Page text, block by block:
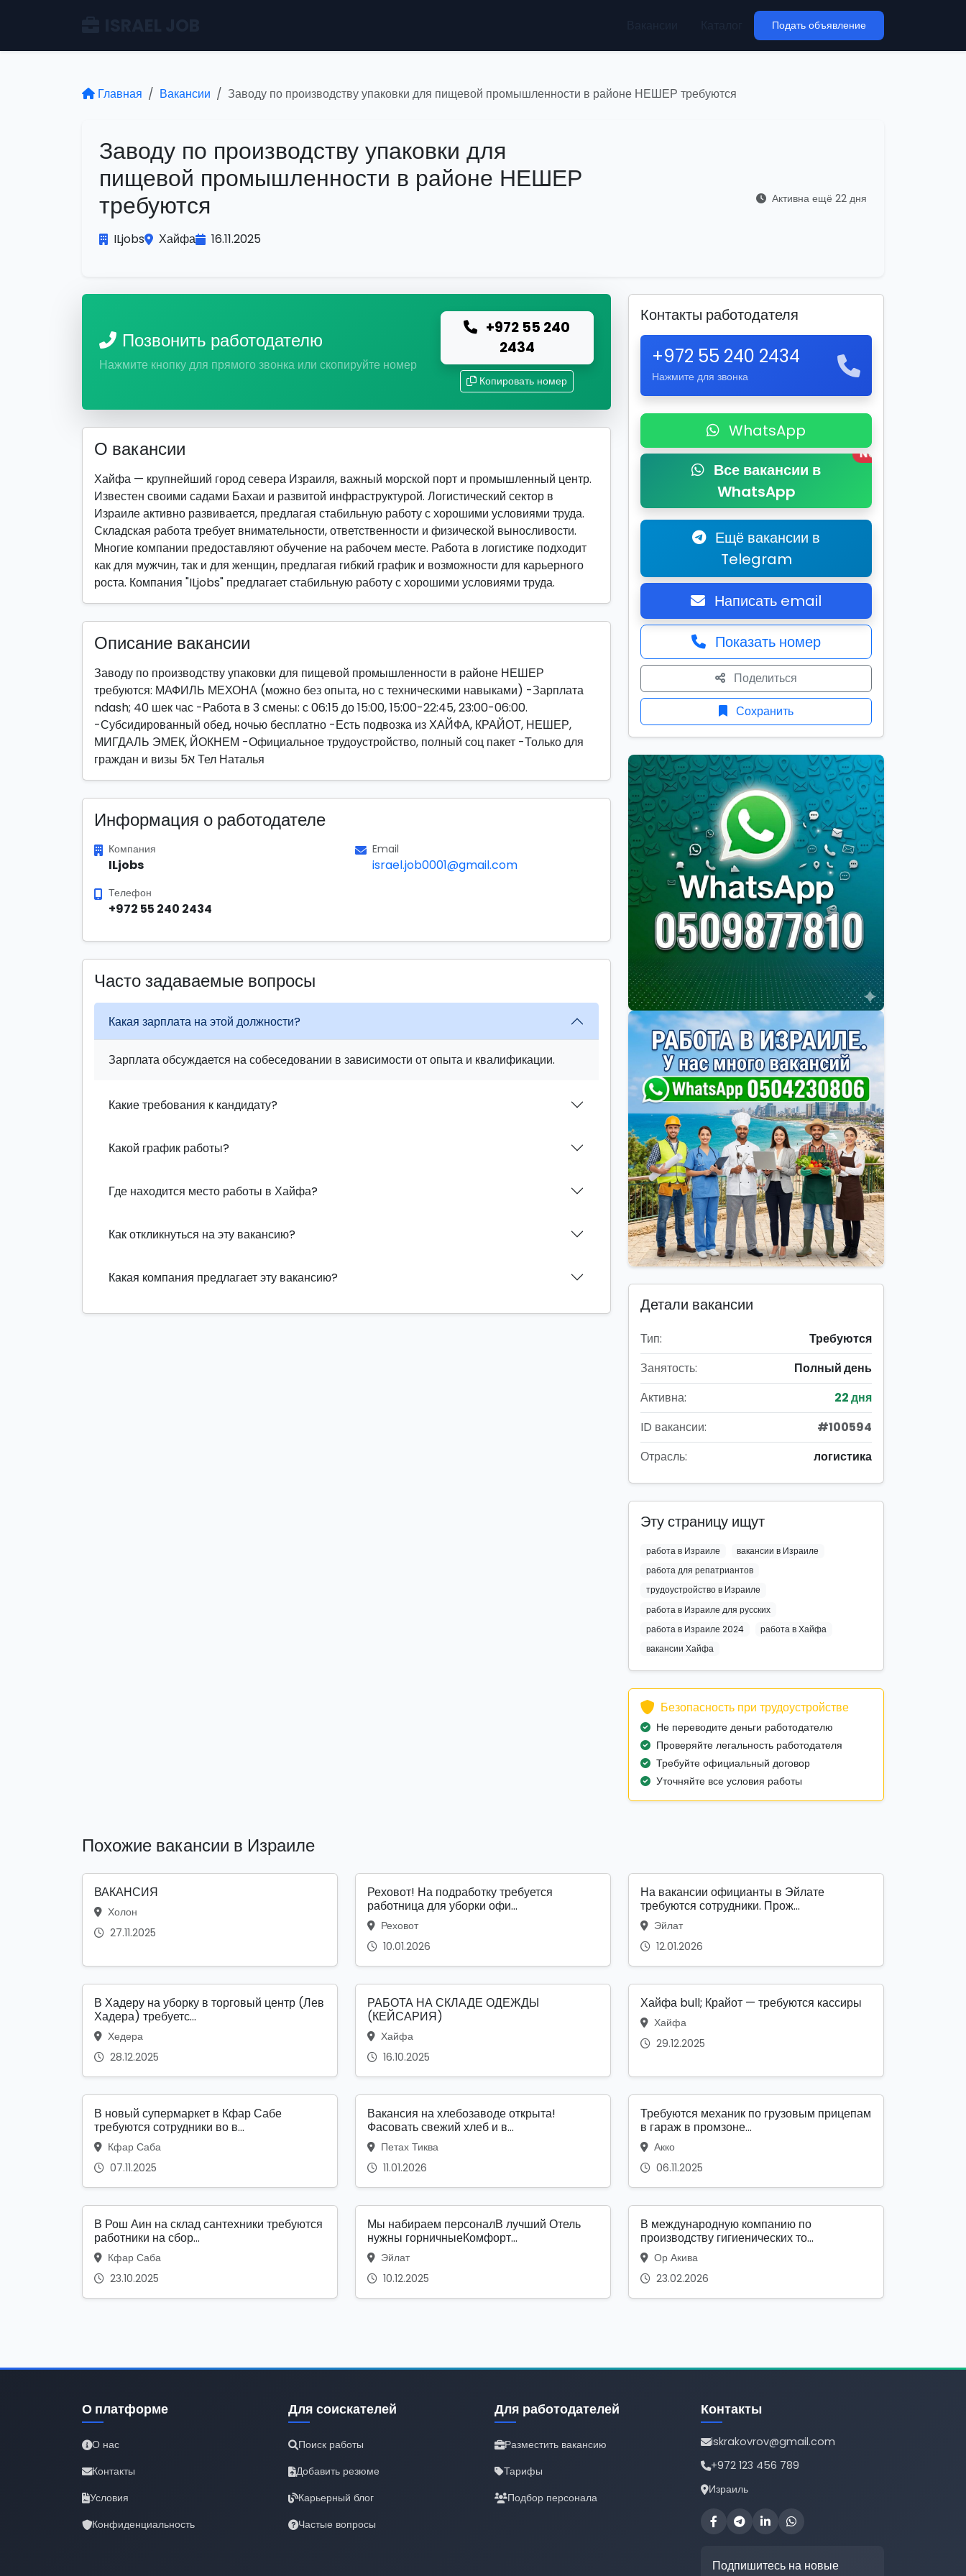
Подать объявление
Главная Вакансии Заводу по производству упаковки для пищевой промышленности в районе НЕШЕР требуются
Заводу по производству упаковки для
пищевой промышленности в районе НЕШЕР
требуются
ILjobs Хайфа 16.11.2025
Активна ещё 22 дня
Позвонить работодателю
Нажмите кнопку для прямого звонка или скопируйте номер
+972 55 240
2434
Копировать номер
О вакансии
Хайфа — крупнейший город севера Израиля, важный морской порт и промышленный центр.
Известен своими садами Бахаи и развитой инфраструктурой. Логистический сектор в
Израиле активно развивается, предлагая стабильную работу с хорошими условиями труда.
Складская работа требует внимательности, ответственности и физической выносливости.
Многие компании предоставляют обучение на рабочем месте. Работа в логистике подходит
как для мужчин, так и для женщин, предлагая гибкий график и возможности для карьерного
роста. Компания "ILjobs" предлагает стабильную работу с хорошими условиями труда.
Описание вакансии
Заводу по производству упаковки для пищевой промышленности в районе НЕШЕР
требуются: МАФИЛЬ МЕХОНА (можно без опыта, но с техническими навыками) -Зарплата
ndash; 40 шек час -Работа в 3 смены: с 06:15 до 15:00, 15:00-22:45, 23:00-06:00.
-Субсидированный обед, ночью бесплатно -Есть подвозка из ХАЙФА, КРАЙОТ, НЕШЕР,
МИГДАЛЬ ЭМЕК, ЙОКНЕМ -Официальное трудоустройство, полный соц пакет -Только для
граждан и визы 5א Тел Наталья
Информация о работодателе
Компания
ILjobs
Email
israel.job0001@gmail.com
Телефон
+972 55 240 2434
Часто задаваемые вопросы
Какая зарплата на этой должности?
Зарплата обсуждается на собеседовании в зависимости от опыта и квалификации.
Какие требования к кандидату?
Какой график работы?
Где находится место работы в Хайфа?
Как откликнуться на эту вакансию?
Какая компания предлагает эту вакансию?
Контакты работодателя
+972 55 240 2434
Нажмите для звонка
WhatsApp
Все вакансии в
WhatsApp
New
Ещё вакансии в
Telegram
Написать email
Показать номер
Поделиться
Сохранить
Детали вакансии
Тип:
Требуются
Занятость:
Полный день
Активна:
22 дня
ID вакансии:
#100594
Отрасль:
логистика
Эту страницу ищут
работа в Израиле
вакансии в Израиле
работа для репатриантов
трудоустройство в Израиле
работа в Израиле для русских
работа в Израиле 2024
работа в Хайфа
вакансии Хайфа
Безопасность при трудоустройстве
Не переводите деньги работодателю
Проверяйте легальность работодателя
Требуйте официальный договор
Уточняйте все условия работы
Похожие вакансии в Израиле
ВАКАНСИЯ
Холон
27.11.2025
Реховот! На подработку требуется
работница для уборки офи...
Реховот
10.01.2026
На вакансии официанты в Эйлате
требуются сотрудники. Прож...
Эйлат
12.01.2026
В Хадеру на уборку в торговый центр (Лев
Хадера) требуетс...
Хедера
28.12.2025
РАБОТА НА СКЛАДЕ ОДЕЖДЫ
(КЕЙСАРИЯ)
Хайфа
16.10.2025
Хайфа bull; Крайот — требуются кассиры
Хайфа
29.12.2025
В новый супермаркет в Кфар Сабе
требуются сотрудники во в...
Кфар Саба
07.11.2025
Вакансия на хлебозаводе открыта!
Фасовать свежий хлеб и в...
Петах Тиква
11.01.2026
Требуются механик по грузовым прицепам
в гараж в промзоне...
Акко
06.11.2025
В Рош Аин на склад сантехники требуются
работники на сбор...
Кфар Саба
23.10.2025
Мы набираем персоналВ лучший Отель
нужны горничныеКомфорт...
Эйлат
10.12.2025
В международную компанию по
производству гигиенических то...
Ор Акива
23.02.2026
О платформе
О нас
Контакты
Условия
Конфиденциальность
Для соискателей
Поиск работы
Добавить резюме
Карьерный блог
Частые вопросы
Для работодателей
Разместить вакансию
Тарифы
Подбор персонала
Контакты
iskrakovrov@gmail.com
+972 123 456 789
Израиль
Подпишитесь на новые